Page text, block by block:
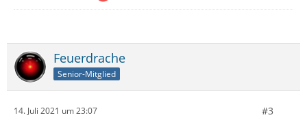
Feuerdrache
Senior-Mitglied
14. Juli 2021 um 23:07 #3